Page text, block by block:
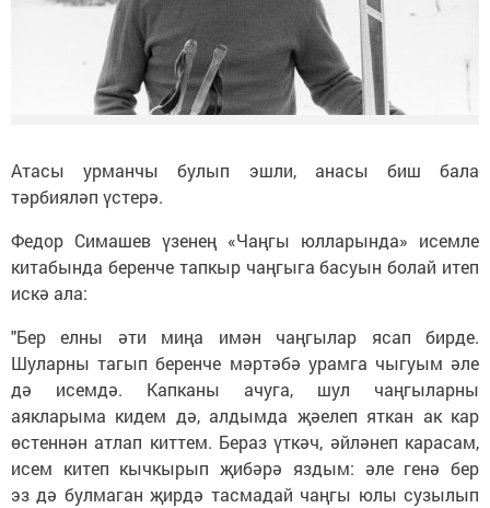
Атасы урманчы булып эшли, анасы биш бала
тәрбияләп үстерә.
Федор Симашев үзенең «Чаңгы юлларында» исемле
китабында беренче тапкыр чаңгыга басуын болай итеп
искә ала:
"Бер елны әти миңа имән чаңгылар ясап бирде.
Шуларны тагып беренче мәртәбә урамга чыгуым әле
дә исемдә. Капканы ачуга, шул чаңгыларны
аякларыма кидем дә, алдымда җәелеп яткан ак кар
өстеннән атлап киттем. Бераз үткәч, әйләнеп карасам,
исем китеп кычкырып җибәрә яздым: әле генә бер
эз дә булмаган җирдә тасмадай чаңгы юлы сузылып